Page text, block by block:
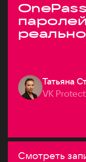
Татьяна
VK Protect
Смотреть